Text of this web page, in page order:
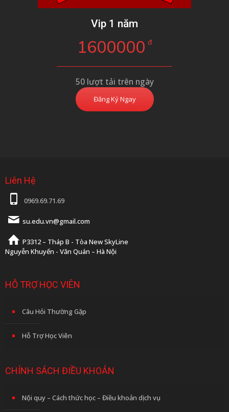
Vip 1 năm
1600000 đ
50 lượt tải trên ngày
Đăng Ký Ngay
Liên Hệ
0969.69.71.69
su.edu.vn@gmail.com
P3312 – Tháp B - Tòa New SkyLine
Nguyễn Khuyến - Văn Quán – Hà Nội
HỖ TRỢ HỌC VIÊN
Câu Hỏi Thường Gặp
Hỗ Trợ Học Viên
CHÍNH SÁCH ĐIỀU KHOẢN
Nội quy – Cách thức học – Điều khoản dịch vụ